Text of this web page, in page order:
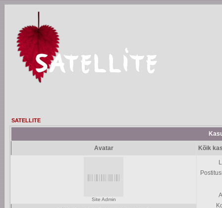
SATELLITE
Avatar Kõik
Site Admin